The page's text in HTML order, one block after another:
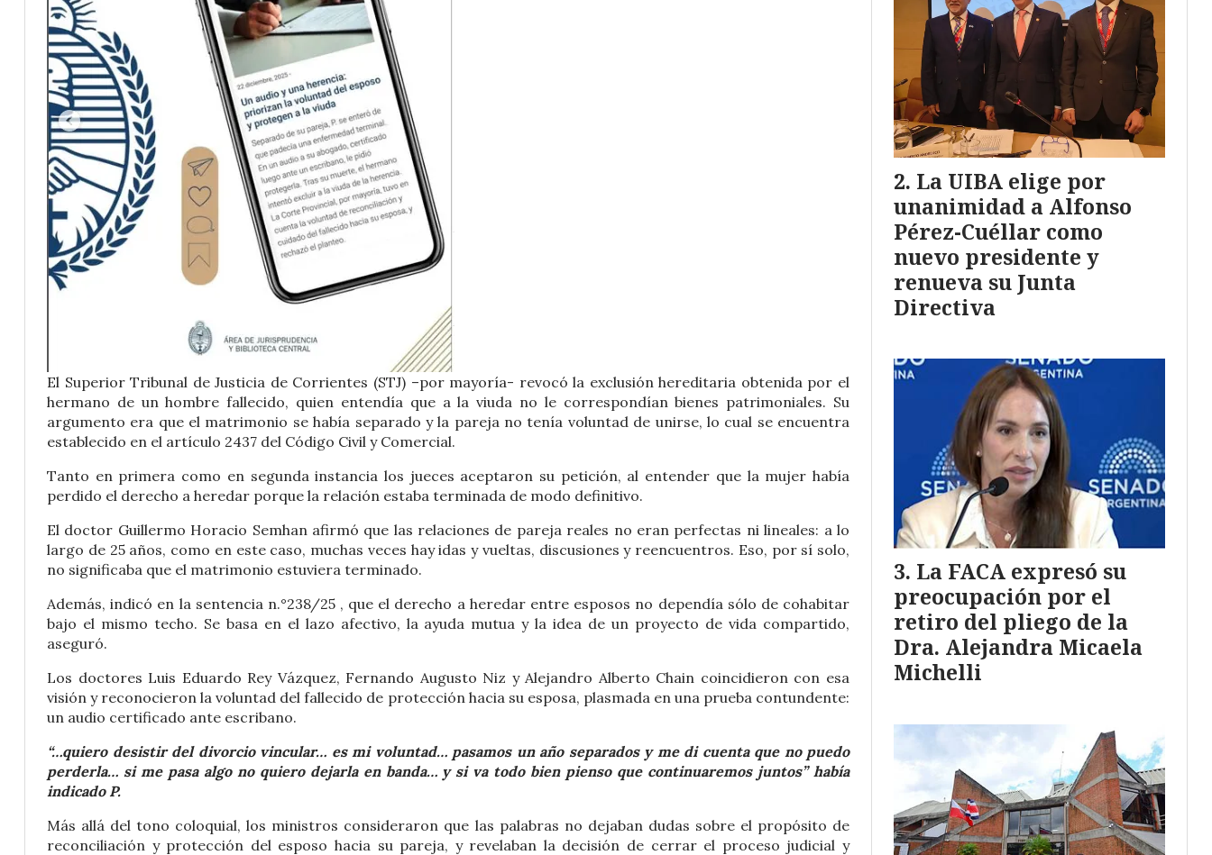
El Superior Tribunal de Justicia de Corrientes (STJ) –por mayoría- revocó la exclusión hereditaria obtenida por el
hermano de un hombre fallecido, quien entendía que a la viuda no le correspondían bienes patrimoniales. Su
argumento era que el matrimonio se había separado y la pareja no tenía voluntad de unirse, lo cual se encuentra
establecido en el artículo 2437 del Código Civil y Comercial.
Tanto en primera como en segunda instancia los jueces aceptaron su petición, al entender que la mujer había
perdido el derecho a heredar porque la relación estaba terminada de modo definitivo.
El doctor Guillermo Horacio Semhan afirmó que las relaciones de pareja reales no eran perfectas ni lineales: a lo
largo de 25 años, como en este caso, muchas veces hay idas y vueltas, discusiones y reencuentros. Eso, por sí solo,
no significaba que el matrimonio estuviera terminado.
Además, indicó en la sentencia n.°238/25 , que el derecho a heredar entre esposos no dependía sólo de cohabitar
bajo el mismo techo. Se basa en el lazo afectivo, la ayuda mutua y la idea de un proyecto de vida compartido,
aseguró.
Los doctores Luis Eduardo Rey Vázquez, Fernando Augusto Niz y Alejandro Alberto Chain coincidieron con esa
visión y reconocieron la voluntad del fallecido de protección hacia su esposa, plasmada en una prueba contundente:
un audio certificado ante escribano.
“…quiero desistir del divorcio vincular… es mi voluntad… pasamos un año separados y me di cuenta que no puedo
perderla… si me pasa algo no quiero dejarla en banda… y si va todo bien pienso que continuaremos juntos” había
indicado P.
Más allá del tono coloquial, los ministros consideraron que las palabras no dejaban dudas sobre el propósito de
reconciliación y protección del esposo hacia su pareja, y revelaban la decisión de cerrar el proceso judicial y
La UIBA elige por
unanimidad a Alfonso
Pérez-Cuéllar como
nuevo presidente y
renueva su Junta
Directiva
La FACA expresó su
preocupación por el
retiro del pliego de la
Dra. Alejandra Micaela
Michelli